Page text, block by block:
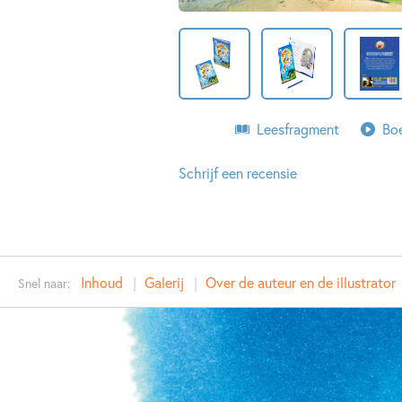
Leesfragment
Schrijf een recensie
Snel naar: Inhoud Galerij Over de auteur en de illustrator